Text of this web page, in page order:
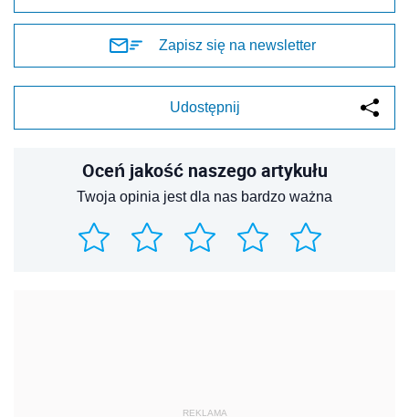
Zapisz się na newsletter
Udostępnij
Oceń jakość naszego artykułu
Twoja opinia jest dla nas bardzo ważna
REKLAMA